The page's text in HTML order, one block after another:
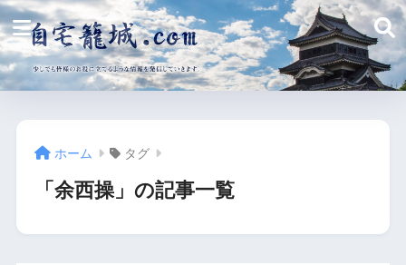
ホーム タグ
「余西操」の記事一覧